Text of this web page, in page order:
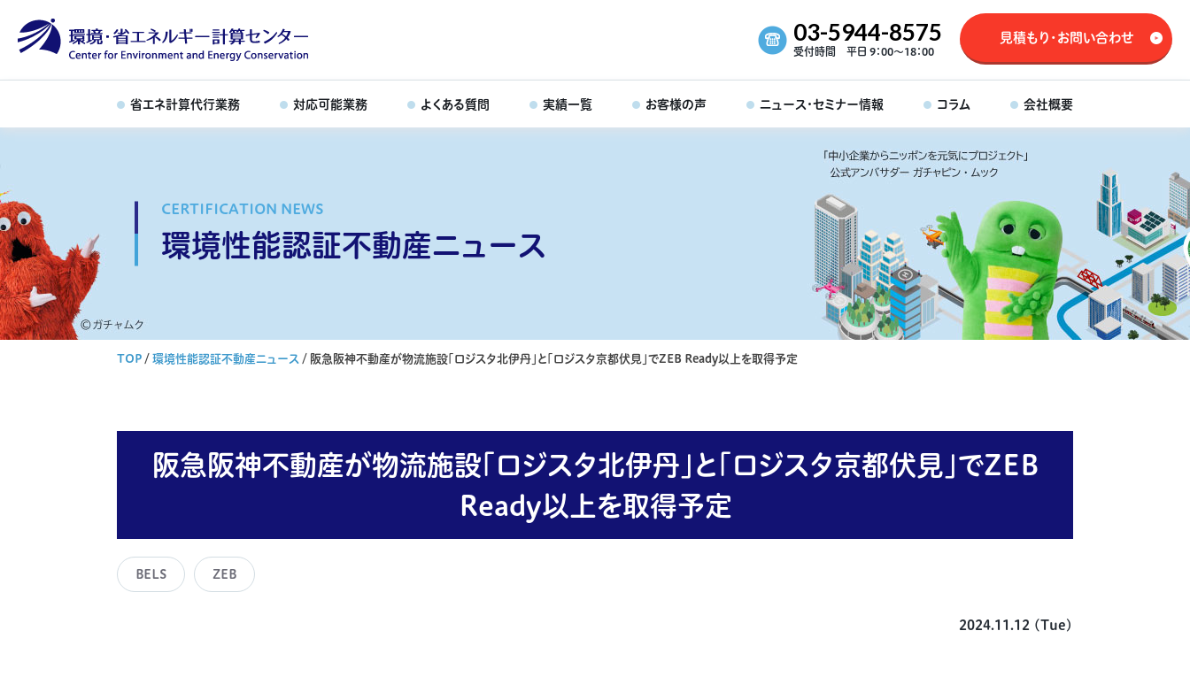
03-5944-8575
受付時間 平日 9：00～18：00
見積もり・お問い合わせ
省エネ計算代行業務 対応可能業務 よくある質問 実績一覧 お客様の声 ニュース・セミナー情報 コラム 会社概要
CERTIFICATION NEWS
環境性能認証不動産ニュース
TOP /環境性能認証不動産ニュース / 阪急阪神不動産が物流施設「ロジスタ北伊丹」と「ロジスタ京都伏見」でZEB Ready以上を取得予定
阪急阪神不動産が物流施設「ロジスタ北伊丹」と「ロジスタ京都伏見」でZEB
Ready以上を取得予定
BELS ZEB
2024.11.12 (Tue)